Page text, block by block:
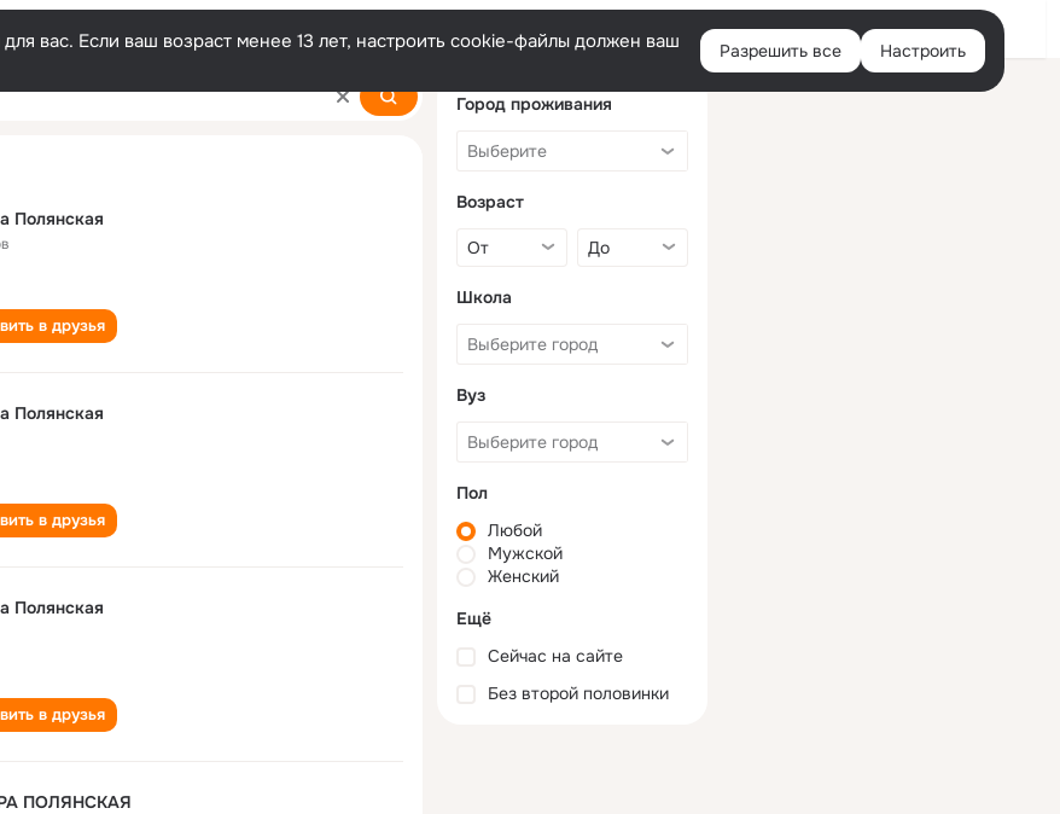
Войти
вас. Если ваш возраст менее 13 лет, настроить cookie-файлы должен ваш
Разрешить все Настроить
Полянская
в друзья
Полянская
в друзья
Полянская
в друзья
ПОЛЯНСКАЯ
Город проживания
Возраст
Школа
Вуз
Пол
Любой
Мужской
Женский
Ещё
Сейчас на сайте
Без второй половинки